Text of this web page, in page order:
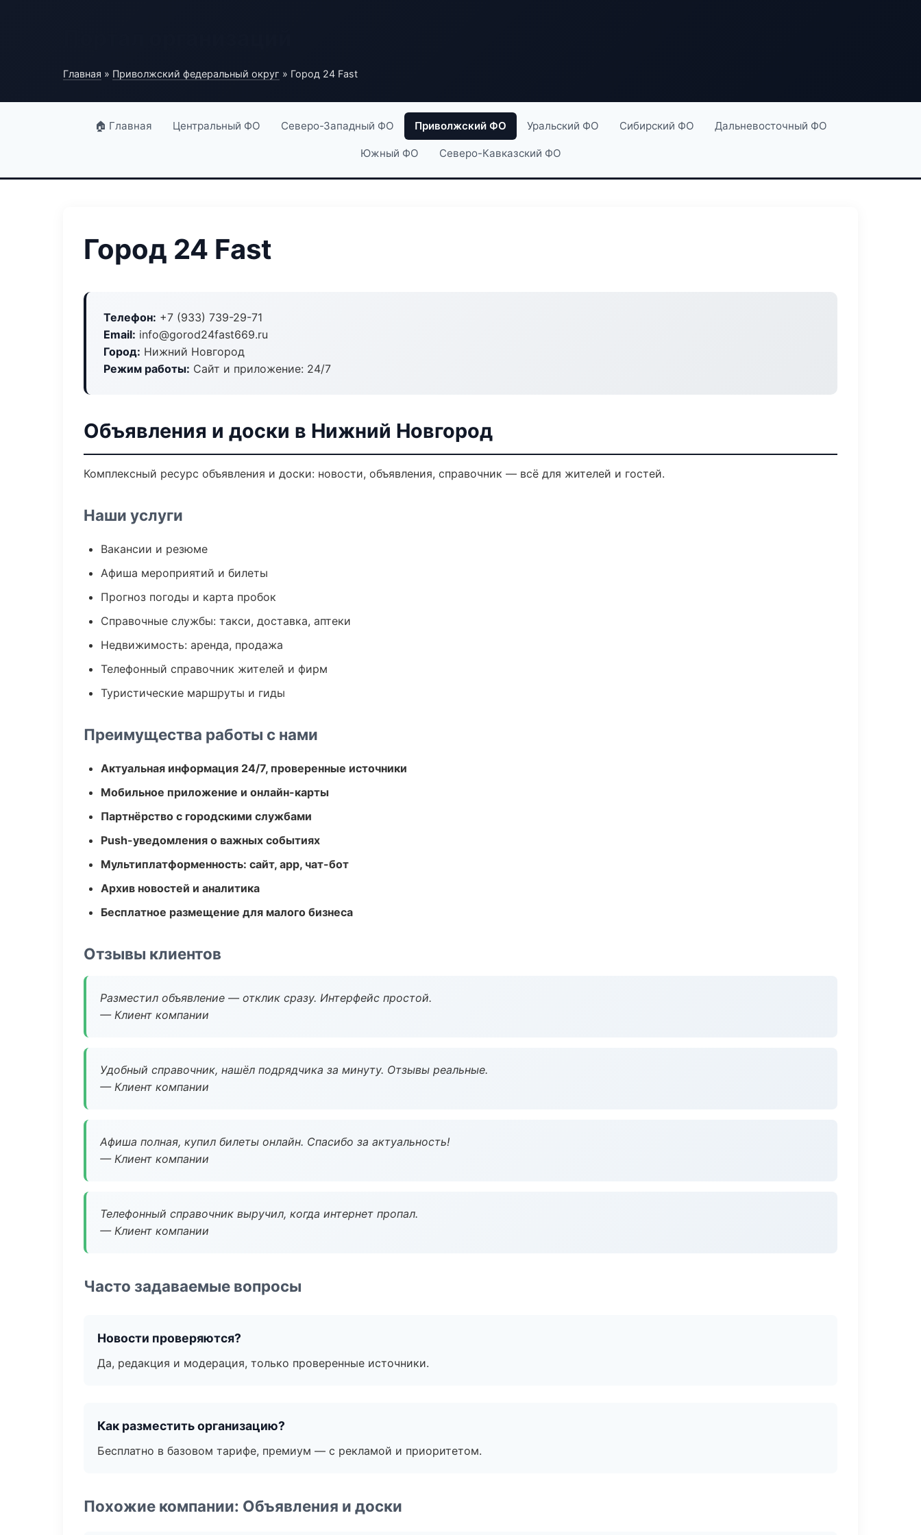
Главная » Приволжский федеральный округ » Город 24 Fast
🏠 Главная Центральный ФО Северо-Западный ФО Приволжский ФО Уральский ФО Сибирский ФО Дальневосточный ФО
Южный ФО Северо-Кавказский ФО
Город 24 Fast
Телефон: +7 (933) 739-29-71
Email: info@gorod24fast669.ru
Город: Нижний Новгород
Режим работы: Сайт и приложение: 24/7
Объявления и доски в Нижний Новгород
Комплексный ресурс объявления и доски: новости, объявления, справочник — всё для жителей и гостей.
Наши услуги
Вакансии и резюме
Афиша мероприятий и билеты
Прогноз погоды и карта пробок
Справочные службы: такси, доставка, аптеки
Недвижимость: аренда, продажа
Телефонный справочник жителей и фирм
Туристические маршруты и гиды
Преимущества работы с нами
Актуальная информация 24/7, проверенные источники
Мобильное приложение и онлайн-карты
Партнёрство с городскими службами
Push-уведомления о важных событиях
Мультиплатформенность: сайт, app, чат-бот
Архив новостей и аналитика
Бесплатное размещение для малого бизнеса
Отзывы клиентов
Разместил объявление — отклик сразу. Интерфейс простой.
— Клиент компании
Удобный справочник, нашёл подрядчика за минуту. Отзывы реальные.
— Клиент компании
Афиша полная, купил билеты онлайн. Спасибо за актуальность!
— Клиент компании
Телефонный справочник выручил, когда интернет пропал.
— Клиент компании
Часто задаваемые вопросы
Новости проверяются?
Да, редакция и модерация, только проверенные источники.
Как разместить организацию?
Бесплатно в базовом тарифе, премиум — с рекламой и приоритетом.
Похожие компании: Объявления и доски